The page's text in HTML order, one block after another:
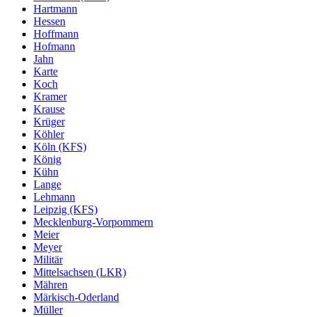
Hartmann
Hessen
Hoffmann
Hofmann
Jahn
Karte
Koch
Kramer
Krause
Krüger
Köhler
Köln (KFS)
König
Kühn
Lange
Lehmann
Leipzig (KFS)
Mecklenburg-Vorpommern
Meier
Meyer
Militär
Mittelsachsen (LKR)
Mähren
Märkisch-Oderland
Müller